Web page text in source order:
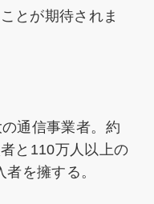
とが期待されま
通信事業者。約
と110万人以上の
を擁する。